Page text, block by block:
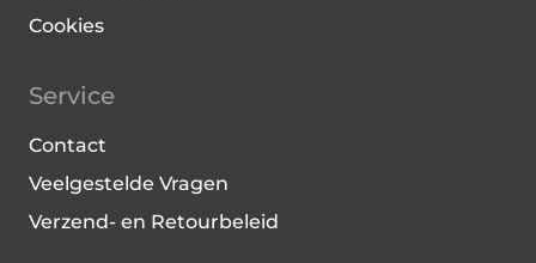
Cookies
Service
Contact
Veelgestelde Vragen
Verzend- en Retourbeleid